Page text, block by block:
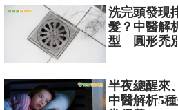
洗完頭發現
髮？中醫解
型 圓形禿
半夜總醒來
中醫解析5